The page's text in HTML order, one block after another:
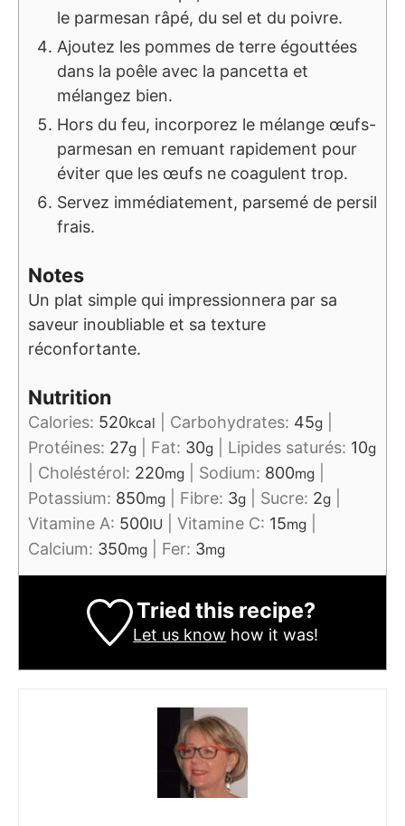
le parmesan râpé, du sel et du poivre.
Ajoutez les pommes de terre égouttées
dans la poêle avec la pancetta et
mélangez bien.
Hors du feu, incorporez le mélange œufs-
parmesan en remuant rapidement pour
éviter que les œufs ne coagulent trop.
Servez immédiatement, parsemé de persil
frais.
Notes
Un plat simple qui impressionnera par sa
saveur inoubliable et sa texture
réconfortante.
Nutrition
Calories: 520kcal Carbohydrates: 45g
Protéines: 27g Fat: 30g Lipides saturés: 10g
Choléstérol: 220mg Sodium: 800mg
Potassium: 850mg Fibre: 3g Sucre: 2g
Vitamine A: 500IU Vitamine C: 15mg
Calcium: 350mg Fer: 3mg
Tried this recipe?
Let us know how it was!